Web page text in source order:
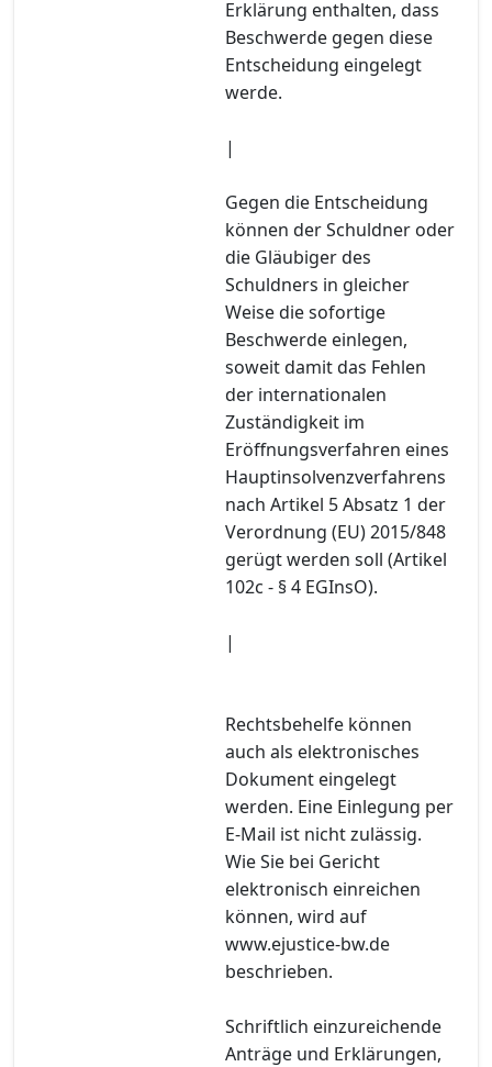
Erklärung enthalten, dass
Beschwerde gegen diese
Entscheidung eingelegt
werde.
|
Gegen die Entscheidung
können der Schuldner oder
die Gläubiger des
Schuldners in gleicher
Weise die sofortige
Beschwerde einlegen,
soweit damit das Fehlen
der internationalen
Zuständigkeit im
Eröffnungsverfahren eines
Hauptinsolvenzverfahrens
nach Artikel 5 Absatz 1 der
Verordnung (EU) 2015/848
gerügt werden soll (Artikel
102c - § 4 EGInsO).
|
Rechtsbehelfe können
auch als elektronisches
Dokument eingelegt
werden. Eine Einlegung per
E-Mail ist nicht zulässig.
Wie Sie bei Gericht
elektronisch einreichen
können, wird auf
www.ejustice-bw.de
beschrieben.
Schriftlich einzureichende
Anträge und Erklärungen,